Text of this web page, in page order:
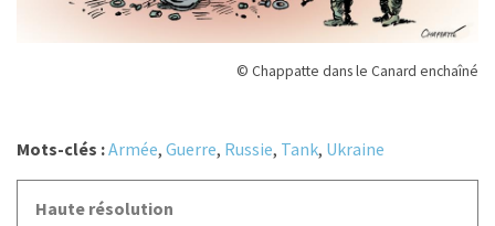
© Chappatte dans le Canard enchaîné
Mots-clés :Armée, Guerre, Russie, Tank, Ukraine
Haute résolution